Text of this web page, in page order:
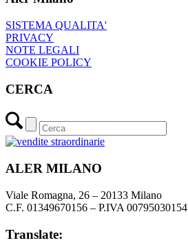
SISTEMA QUALITA'
PRIVACY
NOTE LEGALI
COOKIE POLICY
CERCA
ALER MILANO
Viale Romagna, 26 – 20133 Milano
C.F. 01349670156 – P.IVA 00795030154
Translate: